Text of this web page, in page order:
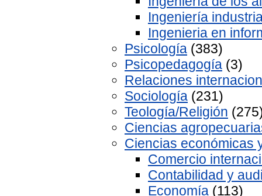
Ingeniería
Ingenieria en
Psicología (383)
Psicopedagogía (3)
Relaciones
Sociología (231)
Teología/Religión
Ciencias
Ciencias económicas
Comercio
Contabilidad y
Economía (113)